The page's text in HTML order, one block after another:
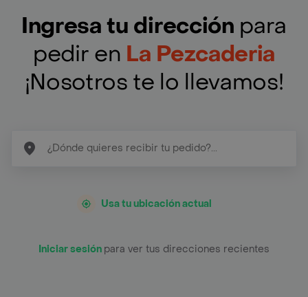
Ingresa tu dirección para
pedir en La Pezcaderia
¡Nosotros te lo llevamos!
Usa tu ubicación actual
Iniciar sesión para ver tus direcciones recientes